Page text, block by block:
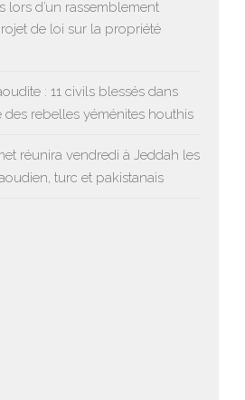
lors d’un rassemblement
de loi sur la propriété
: 11 civils blessés dans
des rebelles yéménites houthis
réunira vendredi à Jeddah les
turc et pakistanais